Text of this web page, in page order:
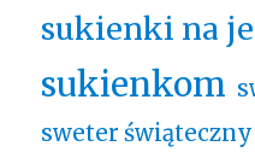
sukienki na
sukienkom
sweter świąteczny